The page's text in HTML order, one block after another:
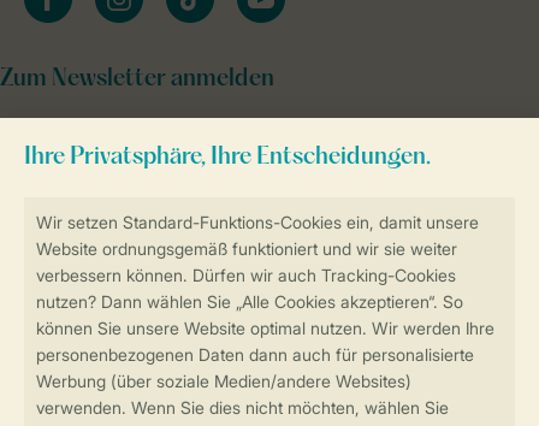
Sicher und schnell zur Online-Buchung
Sichere Datenübertragung
Sicheres Bezahlen
Zum Newsletter anmelden